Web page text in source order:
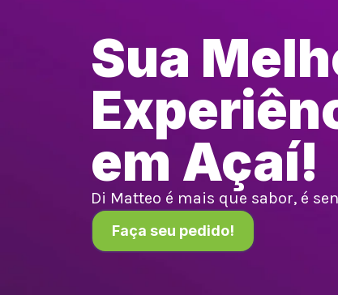
Sua
em Açaí!
Di Matteo é mais que sabor, é
Faça seu pedido!